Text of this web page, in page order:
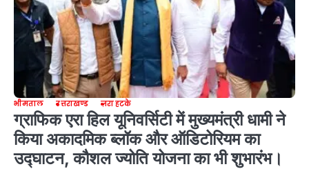
भीमताल उत्तराखण्ड ज़रा हटके
ग्राफिक एरा हिल यूनिवर्सिटी में मुख्यमंत्री धामी ने
किया अकादमिक ब्लॉक और ऑडिटोरियम का
उद्घाटन, कौशल ज्योति योजना का भी शुभारंभ।